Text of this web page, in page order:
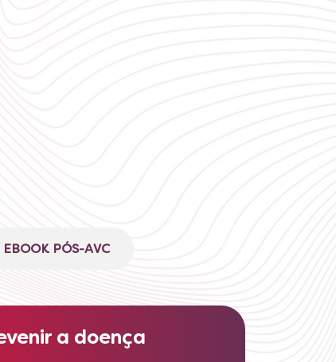
EBOOK PÓS-AVC
a doença